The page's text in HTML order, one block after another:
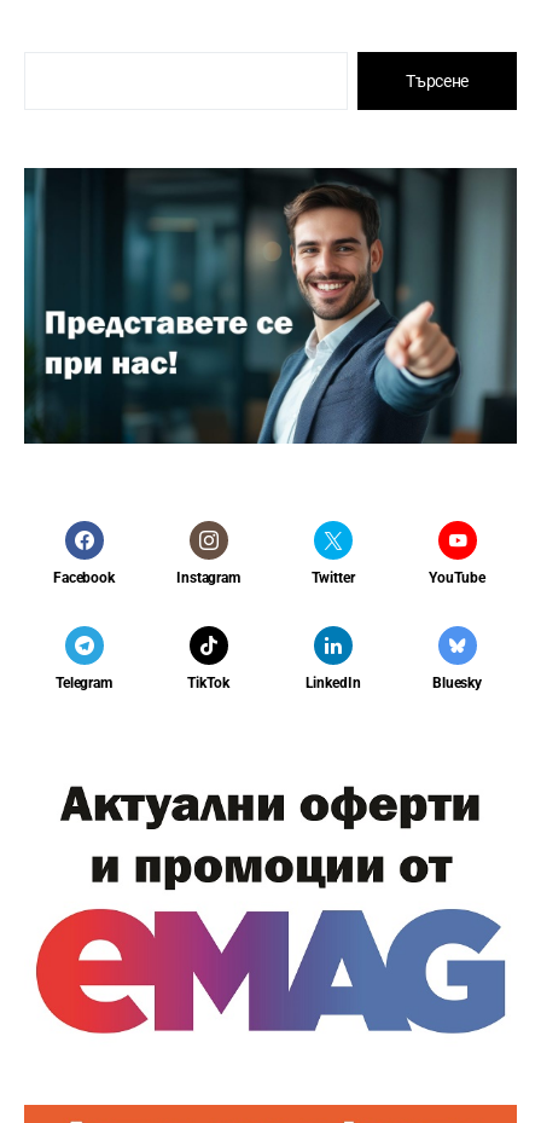
Търсене
Facebook Instagram Twitter YouTube
Telegram TikTok LinkedIn Bluesky